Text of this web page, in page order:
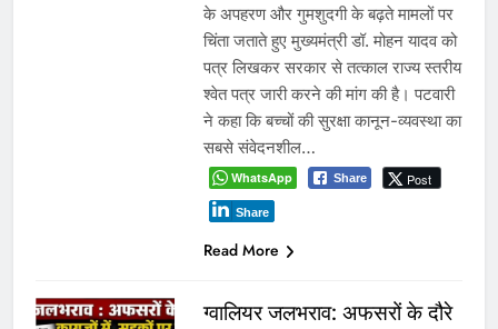
के अपहरण और गुमशुदगी के बढ़ते मामलों पर
चिंता जताते हुए मुख्यमंत्री डॉ. मोहन यादव को
पत्र लिखकर सरकार से तत्काल राज्य स्तरीय
श्वेत पत्र जारी करने की मांग की है। पटवारी
ने कहा कि बच्चों की सुरक्षा कानून-व्यवस्था का
सबसे संवेदनशील…
WhatsApp Share Post
Share
Read More
ग्वालियर जलभराव: अफसरों के दौरे